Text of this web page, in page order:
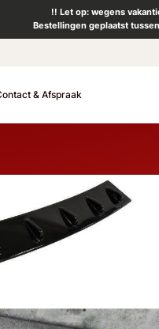
!! Let op: wegens
Bestellingen geplaatst
& Afspraak